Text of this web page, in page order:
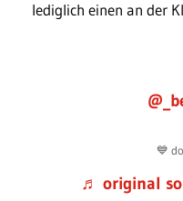
lediglich einen an der
💙
♬ original